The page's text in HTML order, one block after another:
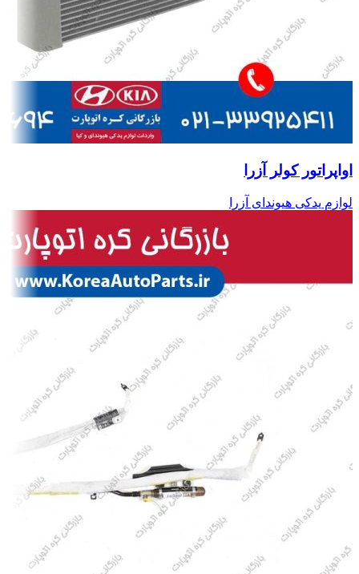
اواپراتور کولر آزرا
لوازم یدکی هیوندای آزرا